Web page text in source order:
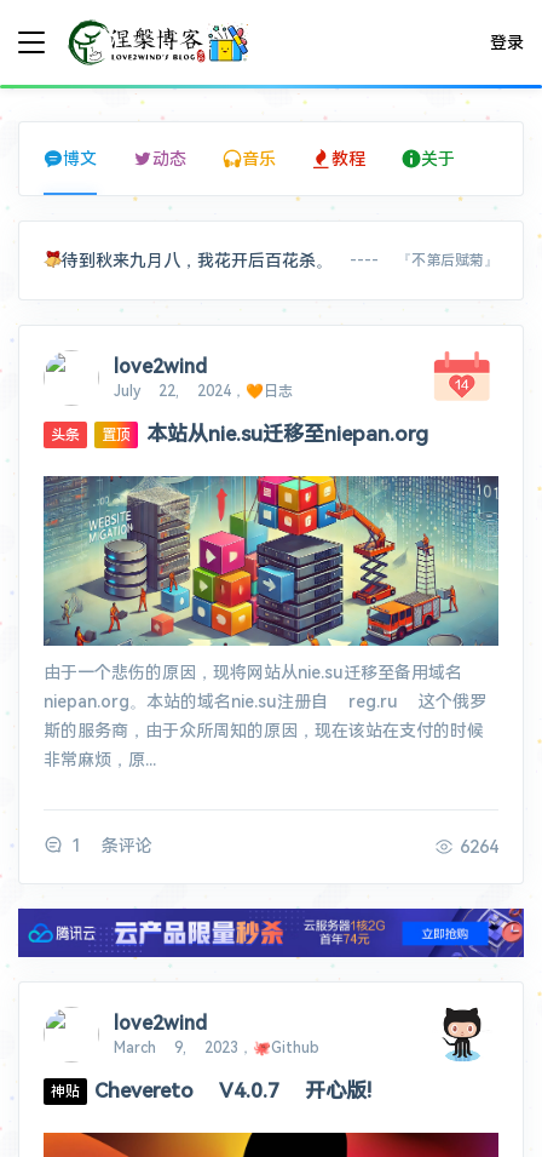
登录
博文 动态 音乐 教程 关于
待到秋来九月八，我花开后百花杀。 ---- 『不第后赋菊』
love2wind
July 22, 2024，🧡日志
头条 置顶 本站从nie.su迁移至niepan.org
由于一个悲伤的原因，现将网站从nie.su迁移至备用域名
niepan.org。本站的域名nie.su注册自 reg.ru 这个俄罗
斯的服务商，由于众所周知的原因，现在该站在支付的时候
非常麻烦，原...
1 条评论 6264
love2wind
March 9, 2023，🐙Github
神贴 Chevereto V4.0.7 开心版!